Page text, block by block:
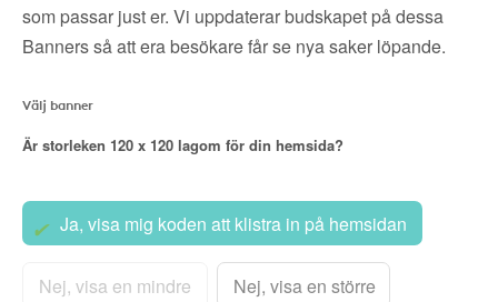
som passar just er. Vi uppdaterar budskapet på dessa
Banners så att era besökare får se nya saker löpande.
Välj banner
Är storleken 120 x 120 lagom för din hemsida?
Ja, visa mig koden att klistra in på hemsidan
Nej, visa en mindre Nej, visa en större